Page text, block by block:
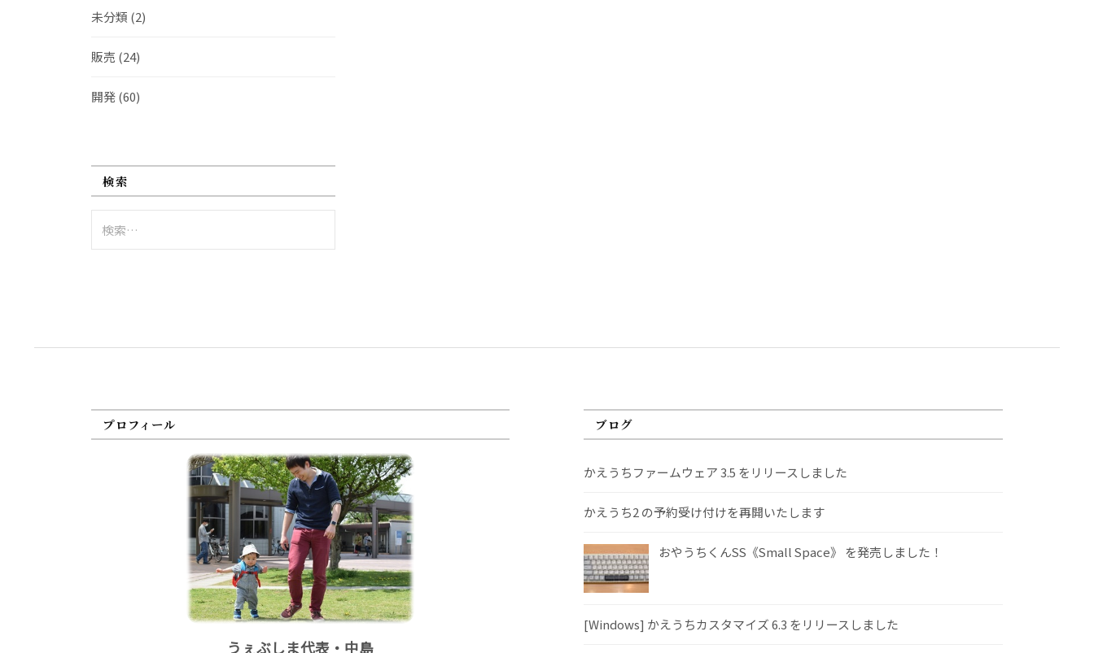
未分類 (2)
販売 (24)
開発(60)
検索
索:
プロフィール
うぇぶしま代表・中島
ブログ
かえうちファームウェア 3.5 をリリースしました
かえうち2 の予約受け付けを再開いたします
おやうちくんSS《Small Space》 を発売しました！
[Windows] かえうちカスタマイズ 6.3 をリリースしました